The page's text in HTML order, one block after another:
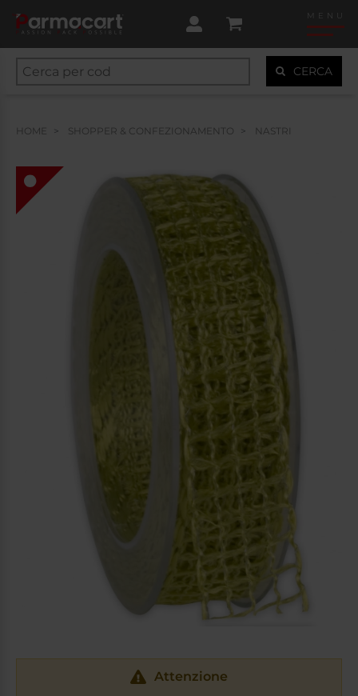
MENU
CERCA
HOME SHOPPER & CONFEZIONAMENTO NASTRI
Attenzione